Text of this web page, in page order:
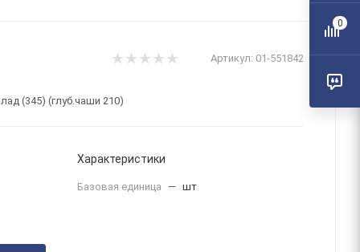
Артикул: 01-551842
(345) (глуб.чаши 210)
Характеристики
Базовая единица — шт
0